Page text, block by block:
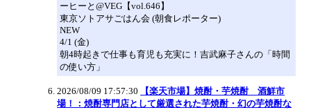
ーヒーと@VEG【vol.646】
東京ソトアサごはん会 (朝食レポーター)
NEW
4/1 (金)
朝4時起きで仕事も育児も充実に！吉武麻子さんの「時間
の使い方」
2026/08/09 17:57:30
【楽天市場】焼酎・芋焼酎 酒鮮市
場！：焼酎専門店として厳選された芋焼酎・幻の芋焼酎な